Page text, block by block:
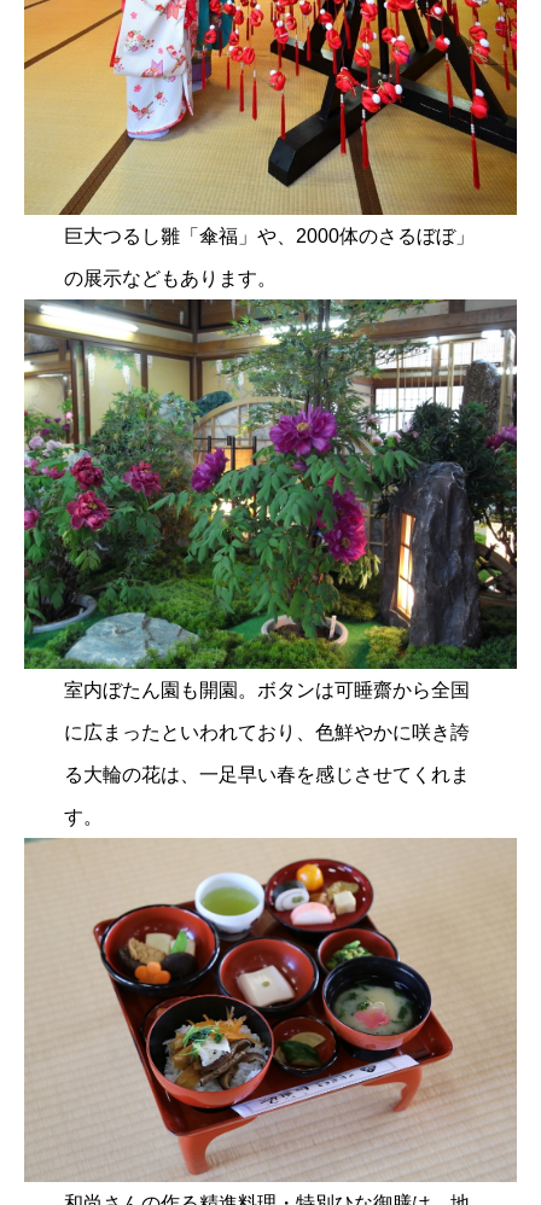
巨大つるし雛「傘福」や、2000体のさるぼぼ」
の展示などもあります。
室内ぼたん園も開園。ボタンは可睡齋から全国
に広まったといわれており、色鮮やかに咲き誇
る大輪の花は、一足早い春を感じさせてくれま
す。